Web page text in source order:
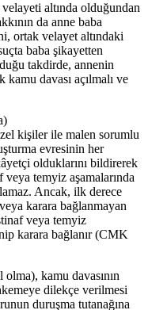
altında olduğundan
da anne baba
ortak velayet altındaki
baba şikayetten
takdirde, annenin
davası açılmalı ve
kişiler ile malen sorumlu
evresinin her
olduklarını bildirerek
temyiz aşamalarında
Ancak, ilk derece
karara bağlanmayan
veya temyiz
karara bağlanır (CMK
kamu davasının
dilekçe verilmesi
duruşma tutanağına